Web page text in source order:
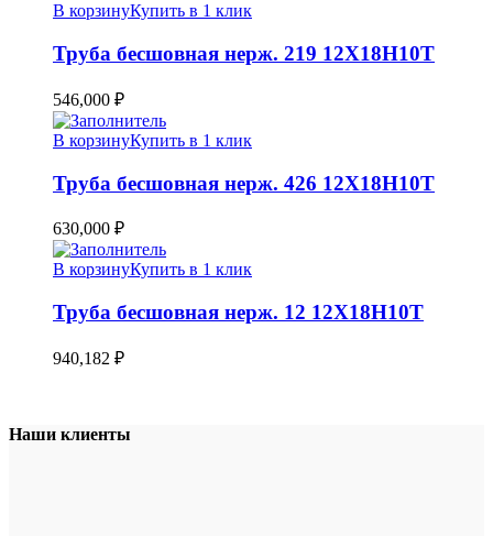
В корзинуКупить в 1 клик
Труба бесшовная нерж. 219 12Х18Н10Т
546,000 ₽
В корзинуКупить в 1 клик
Труба бесшовная нерж. 426 12Х18Н10Т
630,000 ₽
В корзинуКупить в 1 клик
Труба бесшовная нерж. 12 12Х18Н10Т
940,182 ₽
Наши клиенты